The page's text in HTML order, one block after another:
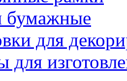
бумажные
для
для